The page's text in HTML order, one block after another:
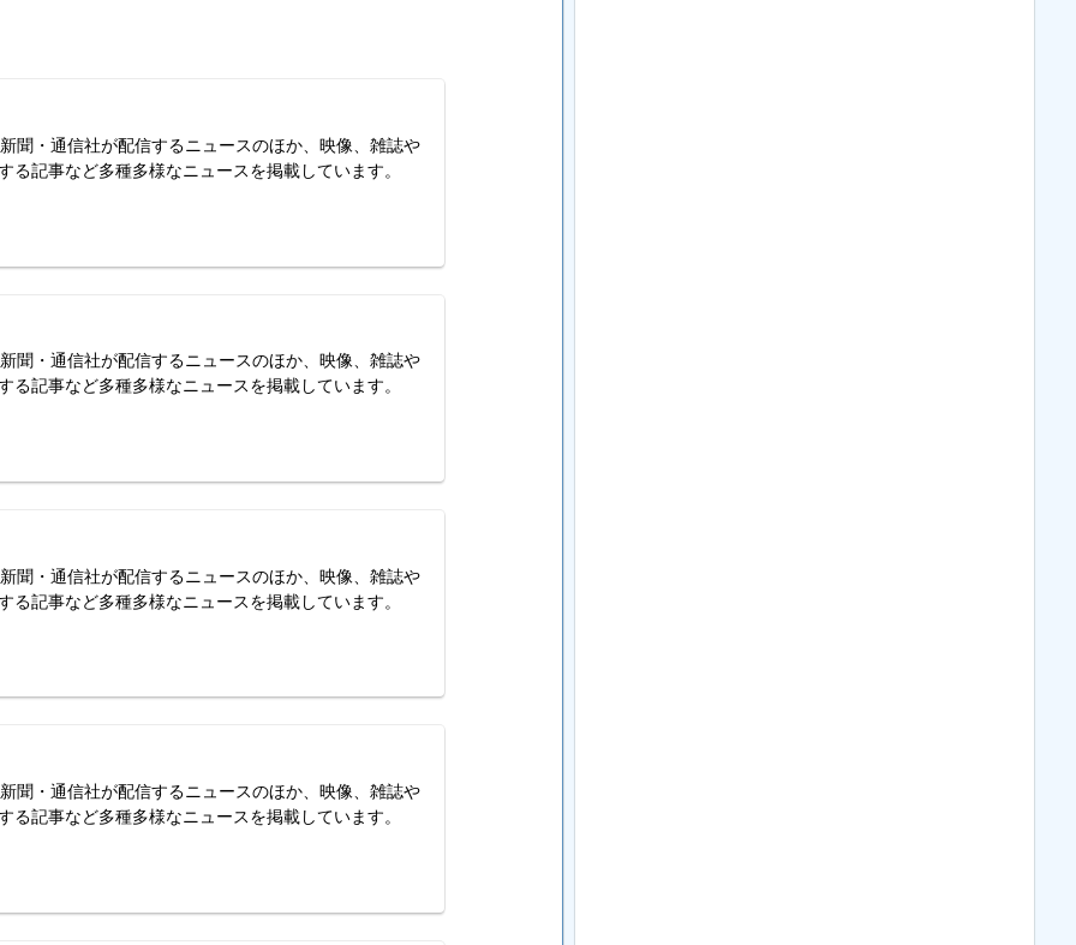
聞・通信社が配信するニュースのほか、映像、雑誌や
る記事など多種多様なニュースを掲載しています。
聞・通信社が配信するニュースのほか、映像、雑誌や
る記事など多種多様なニュースを掲載しています。
聞・通信社が配信するニュースのほか、映像、雑誌や
る記事など多種多様なニュースを掲載しています。
聞・通信社が配信するニュースのほか、映像、雑誌や
る記事など多種多様なニュースを掲載しています。